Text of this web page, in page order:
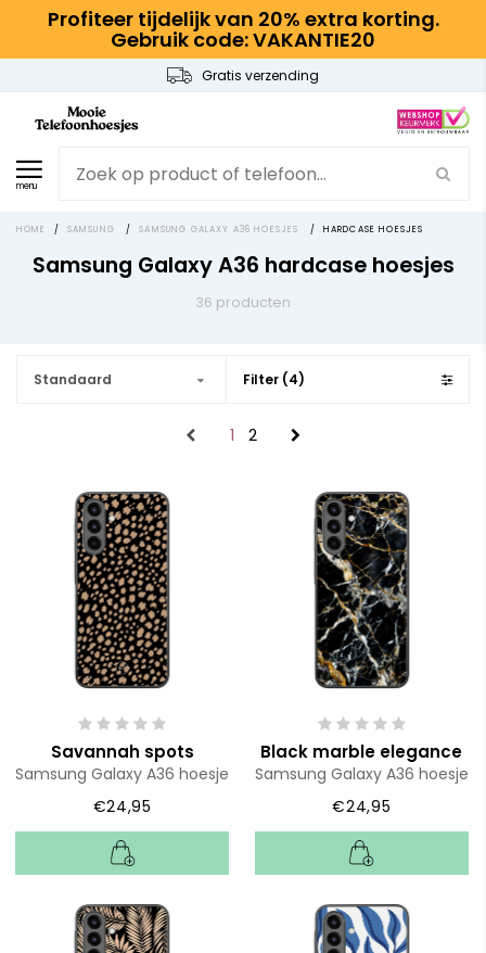
Profiteer tijdelijk van 20% extra korting.
Gebruik code: VAKANTIE20
Gratis verzending
menu
HOME / SAMSUNG / SAMSUNG GALAXY A36 HOESJES / HARDCASE HOESJES
Samsung Galaxy A36 hardcase hoesjes
36 producten
Standaard Filter (4)
1 2
Savannah spots
Samsung Galaxy A36 hoesje
€24,95
Black marble elegance
Samsung Galaxy A36 hoesje
€24,95